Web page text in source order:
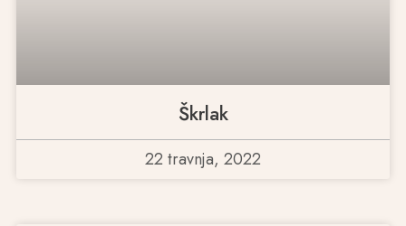
Škrlak
22 travnja, 2022